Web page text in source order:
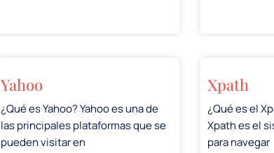
Yahoo
¿Qué es Yahoo? Yahoo es una de
las principales plataformas que se
pueden visitar en
Xpath
¿Qué es el
Xpath es el
para navegar